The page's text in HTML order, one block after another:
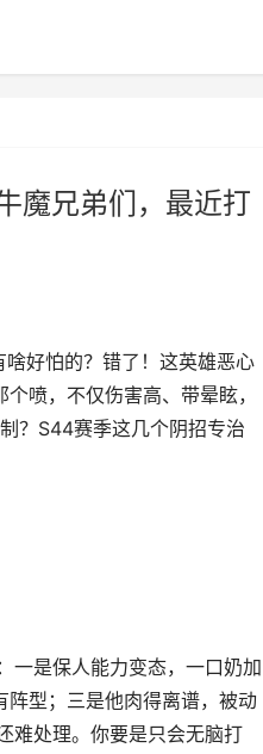
魔兄弟们，最近打
好怕的？错了！这英雄恶心
喷，不仅伤害高、带晕眩，
？S44赛季这几个阴招专治
一是保人能力变态，一口奶加
型；三是他肉得离谱，被动
难处理。你要是只会无脑打